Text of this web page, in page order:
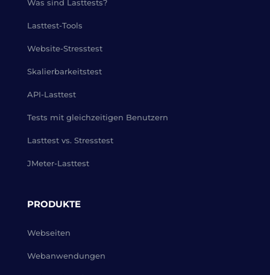
Was sind Lasttests?
Lasttest-Tools
Website-Stresstest
Skalierbarkeitstest
API-Lasttest
Tests mit gleichzeitigen Benutzern
Lasttest vs. Stresstest
JMeter-Lasttest
PRODUKTE
Webseiten
Webanwendungen